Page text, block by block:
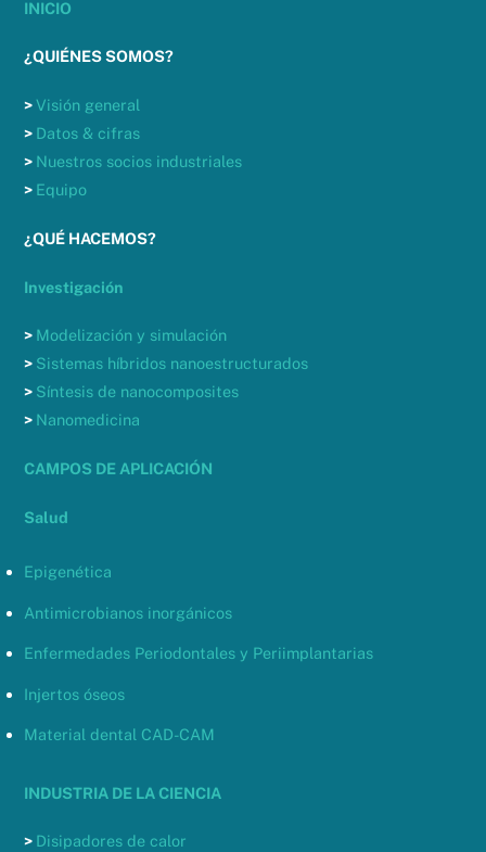
INICIO
¿QUIÉNES SOMOS?
>Visión general
> Datos & cifras
> Nuestros socios industriales
> Equipo
¿QUÉ HACEMOS?
Investigación
> Modelización y simulación
> Sistemas híbridos nanoestructurados
> Síntesis de nanocomposites
> Nanomedicina
CAMPOS DE APLICACIÓN
Salud
Epigenética
Antimicrobianos inorgánicos
Enfermedades Periodontales y Periimplantarias
Injertos óseos
Material dental CAD-CAM
INDUSTRIA DE LA CIENCIA
> Disipadores de calor